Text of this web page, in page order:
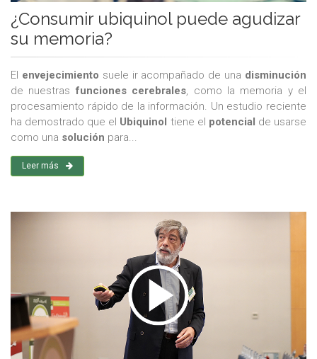
¿Consumir ubiquinol puede agudizar
su memoria?
El envejecimiento suele ir acompañado de una disminución
de nuestrasfunciones cerebrales, como la memoria y el
procesamiento rápido de la información. Un estudio reciente
ha demostrado que el Ubiquinol tiene el potencial de usarse
como una solución para...
Leer más